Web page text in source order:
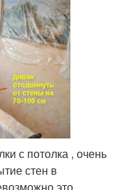
с потолка , очень
стен в